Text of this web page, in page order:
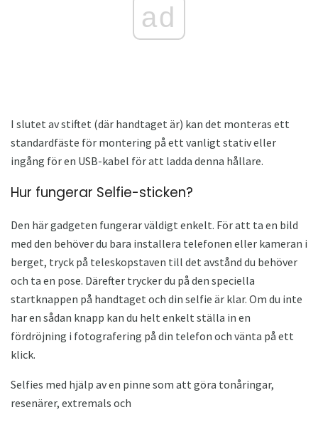
ad
I slutet av stiftet (där handtaget är) kan det monteras ett
standardfäste för montering på ett vanligt stativ eller
ingång för en USB-kabel för att ladda denna hållare.
Hur fungerar Selfie-sticken?
Den här gadgeten fungerar väldigt enkelt. För att ta en bild
med den behöver du bara installera telefonen eller kameran i
berget, tryck på teleskopstaven till det avstånd du behöver
och ta en pose. Därefter trycker du på den speciella
startknappen på handtaget och din selfie är klar. Om du inte
har en sådan knapp kan du helt enkelt ställa in en
fördröjning i fotografering på din telefon och vänta på ett
klick.
Selfies med hjälp av en pinne som att göra tonåringar,
resenärer, extremals och